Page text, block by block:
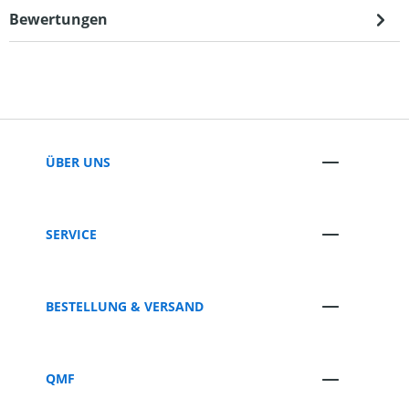
Bewertungen
ÜBER UNS
SERVICE
BESTELLUNG & VERSAND
QMF